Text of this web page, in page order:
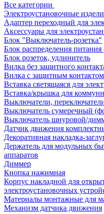
Все категории
Электроустановочные
Адаптер переходный для
Аксессуары для
Блок "Выключатель-розетка"
Блок распределения
Блок розеток, удлинитель
Вилка без защитного
Вилка с защитным
Вставка светящаяся для
Вставка/крышка для
Выключатели,
Выключатель сумеречный
Выключатель шнуровой/
Датчик движения
Декоративная накладка-
Держатель для модульных
аппаратов
Диммер
Кнопка нажимная
Корпус накладной для
электроустановочных
Материалы монтажные для
Механизм датчика движения